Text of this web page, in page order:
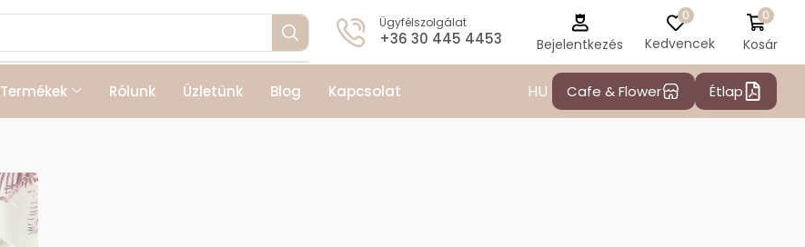
Ügyfélszolgálat
+36 30 445 4453 Bejelentkezés
0
Kedvencek
0
Kosár
Termékek Rólunk Üzletünk Blog Kapcsolat HU Cafe & Flower Étlap